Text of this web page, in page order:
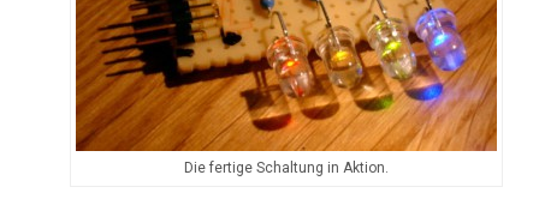
Die fertige Schaltung in Aktion.